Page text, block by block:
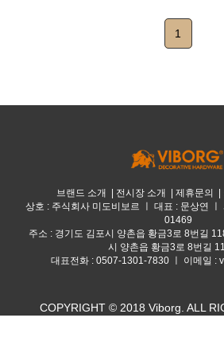
1
브랜드 소개 전시장 소개 제휴문의
상호 : 주식회사 미도비보르 ㅣ 대표 : 문상연
01469
주소 : 경기도 김포시 양촌읍 황금3로 8번길
시 양촌읍 황금3로 8번길
대표전화 : 0507-1301-7830 ㅣ 이메일 :
COPYRIGHT © 2018 Viborg. ALL